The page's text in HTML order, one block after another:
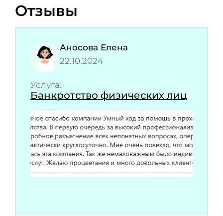
Отзывы
Аносова Елена
22.10.2024
Услуга:
Банкротство физических лиц